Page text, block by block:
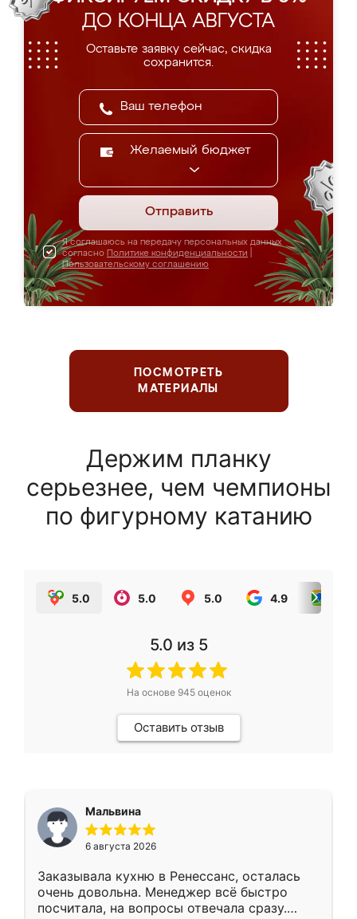
ДО КОНЦА АВГУСТА
Оставьте заявку сейчас, скидка
сохранится.
Желаемый бюджет
Отправить
Я соглашаюсь на передачу персональных данных
согласно Политике конфиденциальности
Пользовательскому соглашению
ПОСМОТРЕТЬ
МАТЕРИАЛЫ
Держим планку
серьезнее, чем чемпионы
по фигурному катанию
5.0 5.0 5.0 4.9
5.0 из 5
На основе 945оценок
Оставить отзыв
Мальвина
6 августа 2026
Заказывала кухню в Ренессанс, осталась
очень довольна. Менеджер всё быстро
посчитала, на вопросы отвечала сразу.